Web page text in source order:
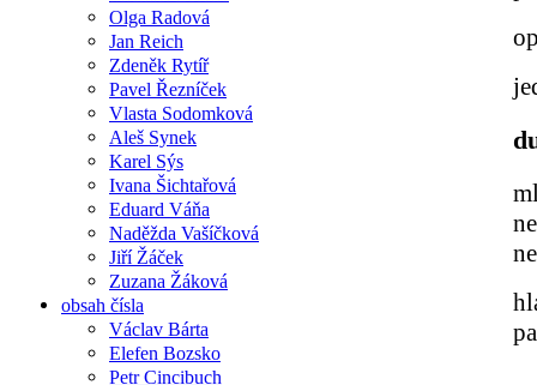
Olga Radová
Jan Reich
Zdeněk Rytíř
Pavel Řezníček
Vlasta Sodomková
Aleš Synek
Karel Sýs
Ivana Šichtařová
Eduard Váňa
Naděžda Vašíčková
Jiří Žáček
Zuzana Žáková
obsah čísla
Václav Bárta
Elefen Bozsko
Petr Cincibuch